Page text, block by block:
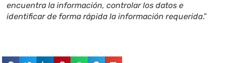
encuentra la información, controlar los datos e
identificar de forma rápida la información requerida.”